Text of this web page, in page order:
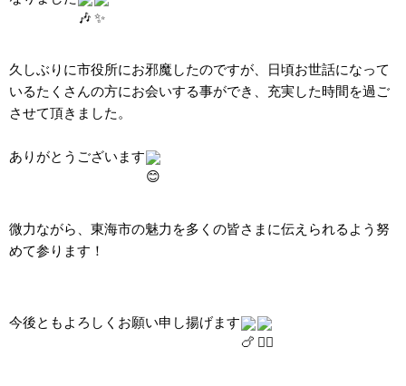
久しぶりに市役所にお邪魔したのですが、日頃お世話になって
いるたくさんの方にお会いする事ができ、充実した時間を過ご
させて頂きました。
ありがとうございます
微力ながら、東海市の魅力を多くの皆さまに伝えられるよう努
めて参ります！
今後ともよろしくお願い申し揚げます